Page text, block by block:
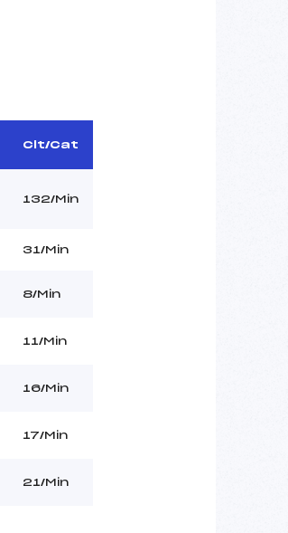
Clt/Cat
132/Min
31/Min
8/Min
11/Min
16/Min
17/Min
21/Min